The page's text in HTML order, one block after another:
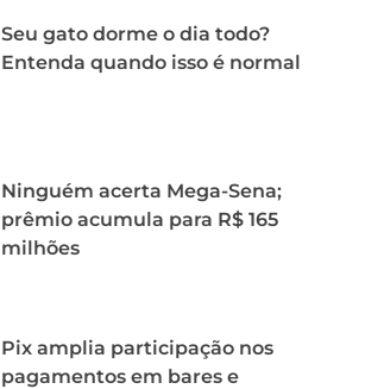
Seu gato dorme o dia todo?
Entenda quando isso é normal
Ninguém acerta Mega-Sena;
prêmio acumula para R$ 165
milhões
Pix amplia participação nos
pagamentos em bares e